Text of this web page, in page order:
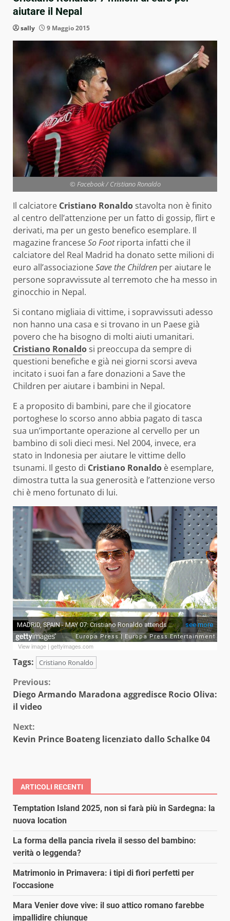
aiutare il Nepal
sally 9 Maggio 2015
© Facebook / Cristiano Ronaldo
Il calciatore Cristiano Ronaldostavolta non è finito
al centro dell’attenzione per un fatto di gossip, flirt e
derivati, ma per un gesto benefico esemplare. Il
magazine franceseSo Footriporta infatti che il
calciatore del Real Madrid ha donato sette milioni di
euro all’associazioneSave the Children per aiutare le
persone sopravvissute al terremoto che ha messo in
ginocchio in Nepal.
Si contano migliaia di vittime, i sopravvissuti adesso
non hanno una casa e si trovano in un Paese già
povero che ha bisogno di molti aiuti umanitari.
Cristiano Ronaldosi preoccupa da sempre di
questioni benefiche e già nei giorni scorsi aveva
incitato i suoi fan a fare donazioni a Save the
Children per aiutare i bambini in Nepal.
E a proposito di bambini, pare che il giocatore
portoghese lo scorso anno abbia pagato di tasca
sua un’importante operazione al cervello per un
bambino di soli dieci mesi. Nel 2004, invece, era
stato in Indonesia per aiutare le vittime dello
tsunami. Il gesto di Cristiano Ronaldo è esemplare,
dimostra tutta la sua generosità e l’attenzione verso
chi è meno fortunato di lui.
View image | gettyimages.com
Tags: Cristiano Ronaldo
Continue
Reading
Previous:
Diego Armando Maradona aggredisce Rocio Oliva:
il video
Next:
Kevin Prince Boateng licenziato dallo Schalke 04
ARTICOLI RECENTI
Temptation Island 2025, non si farà più in Sardegna: la
nuova location
La forma della pancia rivela il sesso del bambino:
verità o leggenda?
Matrimonio in Primavera: i tipi di fiori perfetti per
l’occasione
Mara Venier dove vive: il suo attico romano farebbe
impallidire chiunque